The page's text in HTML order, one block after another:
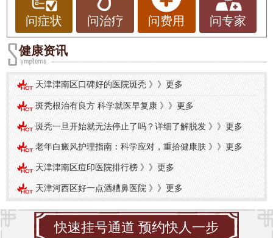
问症状 问治疗 问费用 问专家
健康资讯
天津津南区口碑好的医院斑秃 》》更多
斑秃根治有良方 科学就医早复康 》》更多
斑秃一旦开始就无法停止了吗？详细了解脱发 》》更多
老年白癜风护理指南：科学应对，重拾健康肤 》》更多
天津津南区痘印医院排行榜 》》更多
天津河西区好一点酒糟鼻医院》》更多
快速挂号通道 预约快人一步